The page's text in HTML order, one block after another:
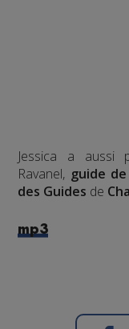
Jessica a aussi
Ravanel, guide
des Guides de
mp3